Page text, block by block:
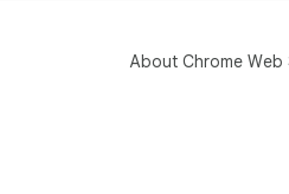
About Chrome Web